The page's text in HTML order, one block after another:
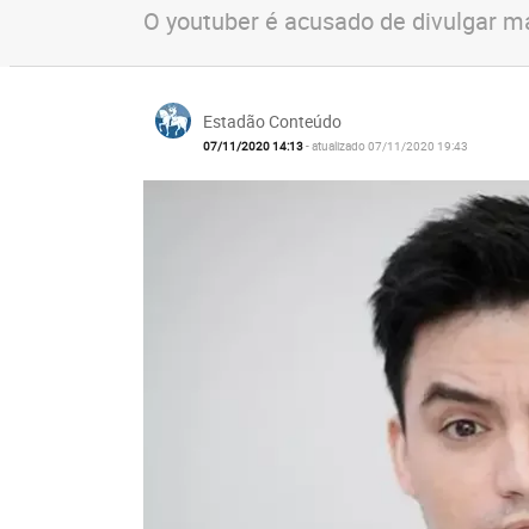
O youtuber é acusado de divulgar
Estadão Conteúdo
07/11/2020 14:13- atualizado 07/11/2020 19:43